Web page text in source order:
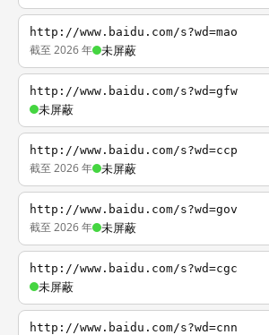
http://www.baidu.com/s?wd=mao
截至 2026 年 未屏蔽
http://www.baidu.com/s?wd=gfw
未屏蔽
http://www.baidu.com/s?wd=ccp
截至 2026 年 未屏蔽
http://www.baidu.com/s?wd=gov
截至 2026 年 未屏蔽
http://www.baidu.com/s?wd=cgc
未屏蔽
http://www.baidu.com/s?wd=cnn